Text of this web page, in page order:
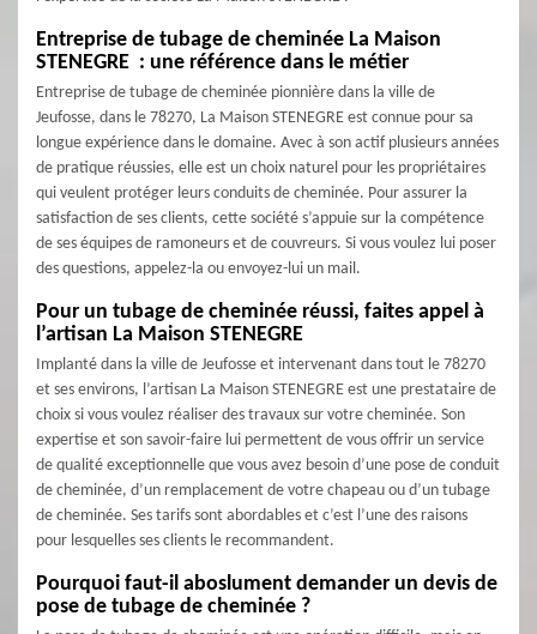
Entreprise de tubage de cheminée La Maison
STENEGRE : une référence dans le métier
Entreprise de tubage de cheminée pionnière dans la ville de
Jeufosse, dans le 78270, La Maison STENEGRE est connue pour sa
longue expérience dans le domaine. Avec à son actif plusieurs années
de pratique réussies, elle est un choix naturel pour les propriétaires
qui veulent protéger leurs conduits de cheminée. Pour assurer la
satisfaction de ses clients, cette société s’appuie sur la compétence
de ses équipes de ramoneurs et de couvreurs. Si vous voulez lui poser
des questions, appelez-la ou envoyez-lui un mail.
Pour un tubage de cheminée réussi, faites appel à
l’artisan La Maison STENEGRE
Implanté dans la ville de Jeufosse et intervenant dans tout le 78270
et ses environs, l’artisan La Maison STENEGRE est une prestataire de
choix si vous voulez réaliser des travaux sur votre cheminée. Son
expertise et son savoir-faire lui permettent de vous offrir un service
de qualité exceptionnelle que vous avez besoin d’une pose de conduit
de cheminée, d’un remplacement de votre chapeau ou d’un tubage
de cheminée. Ses tarifs sont abordables et c’est l’une des raisons
pour lesquelles ses clients le recommandent.
Pourquoi faut-il aboslument demander un devis de
pose de tubage de cheminée ?